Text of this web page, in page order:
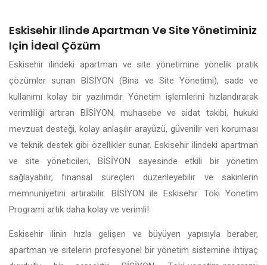
Eskisehir Ilinde Apartman Ve Site Yönetiminiz
Için İdeal Çözüm
Eskisehir ilindeki apartman ve site yönetimine yönelik pratik
çözümler sunan BİSİYON (Bina ve Site Yönetimi), sade ve
kullanımı kolay bir yazılımdır. Yönetim işlemlerini hızlandırarak
verimliliği artıran BİSİYON, muhasebe ve aidat takibi, hukuki
mevzuat desteği, kolay anlaşılır arayüzü, güvenilir veri koruması
ve teknik destek gibi özellikler sunar. Eskisehir ilindeki apartman
ve site yöneticileri, BİSİYON sayesinde etkili bir yönetim
sağlayabilir, finansal süreçleri düzenleyebilir ve sakinlerin
memnuniyetini artırabilir. BİSİYON ile Eskisehir Toki Yonetim
Programi artık daha kolay ve verimli!
Eskisehir ilinin hızla gelişen ve büyüyen yapısıyla beraber,
apartman ve sitelerin profesyonel bir yönetim sistemine ihtiyaç